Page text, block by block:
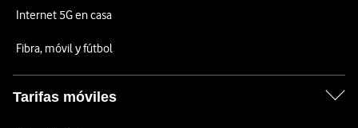
Internet 5G en casa
Fibra, móvil y fútbol
Tarifas móviles